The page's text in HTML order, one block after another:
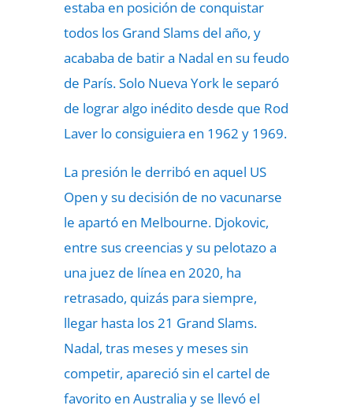
estaba en posición de conquistar
todos los Grand Slams del año, y
acababa de batir a Nadal en su feudo
de París. Solo Nueva York le separó
de lograr algo inédito desde que Rod
Laver lo consiguiera en 1962 y 1969.
La presión le derribó en aquel US
Open y su decisión de no vacunarse
le apartó en Melbourne. Djokovic,
entre sus creencias y su pelotazo a
una juez de línea en 2020, ha
retrasado, quizás para siempre,
llegar hasta los 21 Grand Slams.
Nadal, tras meses y meses sin
competir, apareció sin el cartel de
favorito en Australia y se llevó el